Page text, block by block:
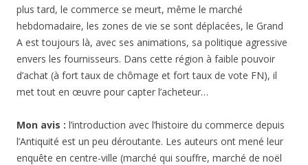
plus tard, le commerce se meurt, même le marché
hebdomadaire, les zones de vie se sont déplacées, le Grand
A est toujours là, avec ses animations, sa politique agressive
envers les fournisseurs. Dans cette région à faible pouvoir
d’achat (à fort taux de chômage et fort taux de vote FN), il
met tout en œuvre pour capter l’acheteur…
Mon avis : l’introduction avec l’histoire du commerce depuis
l’Antiquité est un peu déroutante. Les auteurs ont mené leur
enquête en centre-ville (marché qui souffre, marché de noël